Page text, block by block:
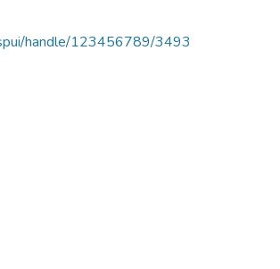
handle/123456789/3493